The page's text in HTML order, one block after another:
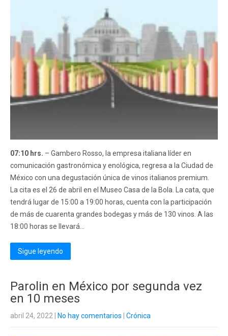
07:10 hrs. – Gambero Rosso, la empresa italiana líder en
comunicación gastronómica y enológica, regresa a la Ciudad de
México con una degustación única de vinos italianos premium.
La cita es el 26 de abril en el Museo Casa de la Bola. La cata, que
tendrá lugar de 15:00 a 19:00 horas, cuenta con la participación
de más de cuarenta grandes bodegas y más de 130 vinos. A las
18:00 horas se llevará...
Sigue leyendo
Parolin en México por segunda vez
en 10 meses
abril 24, 2022 No hay comentarios Crónica